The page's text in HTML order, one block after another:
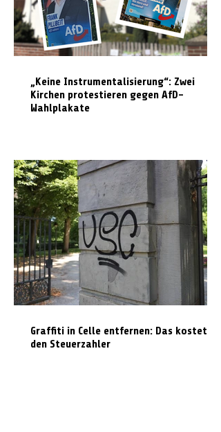
„Keine Instrumentalisierung“: Zwei
Kirchen protestieren gegen AfD-
Wahlplakate
Graffiti in Celle entfernen: Das kostet es
den Steuerzahler